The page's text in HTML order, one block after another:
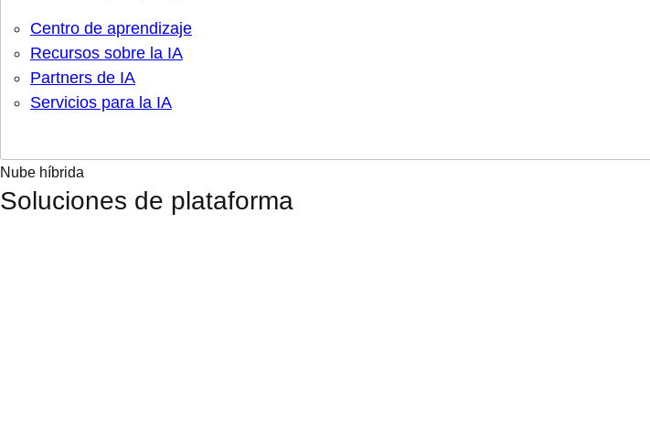
Centro de aprendizaje
Recursos sobre la IA
Partners de IA
Servicios para la IA
Nube híbrida
Soluciones de plataforma